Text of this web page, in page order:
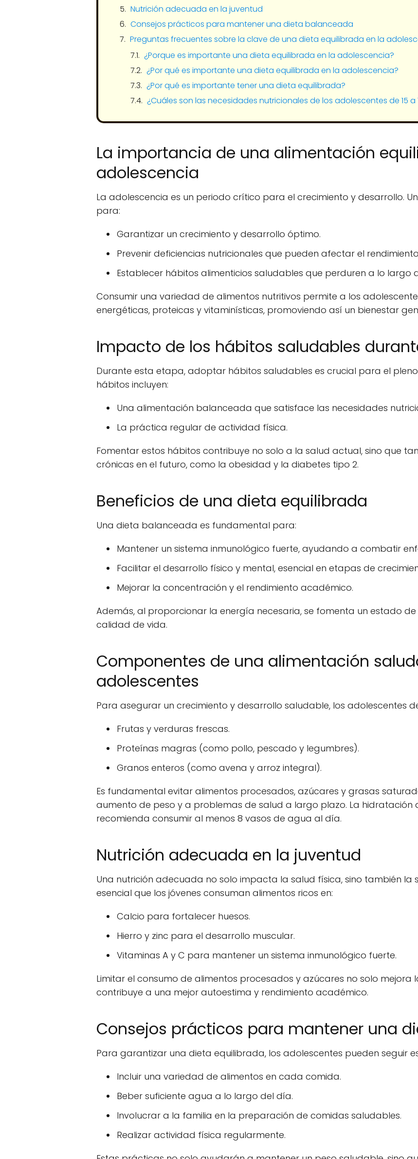
Nutrición adecuada en la juventud
Consejos prácticos para mantener una dieta balanceada
Preguntas frecuentes sobre la clave de una dieta equilibrada en la
¿Porque es importante una dieta equilibrada en la adolescencia?
¿Por qué es importante una dieta equilibrada en la adolescencia?
¿Por qué es importante tener una dieta equilibrada?
¿Cuáles son las necesidades nutricionales de los adolescentes de 15 a
La importancia de una alimentación
adolescencia
La adolescencia es un periodo crítico para el crecimiento y desarrollo.
para:
Garantizar un crecimiento y desarrollo óptimo.
Prevenir deficiencias nutricionales que pueden afectar el
Establecer hábitos alimenticios saludables que perduren a lo largo
Consumir una variedad de alimentos nutritivos permite a los
energéticas, proteicas y vitaminísticas, promoviendo así un bienestar
Impacto de los hábitos saludables
Durante esta etapa, adoptar hábitos saludables es crucial para el
hábitos incluyen:
Una alimentación balanceada que satisface las necesidades
La práctica regular de actividad física.
Fomentar estos hábitos contribuye no solo a la salud actual, sino que
crónicas en el futuro, como la obesidad y la diabetes tipo 2.
Beneficios de una dieta equilibrada
Una dieta balanceada es fundamental para:
Mantener un sistema inmunológico fuerte, ayudando a combatir
Facilitar el desarrollo físico y mental, esencial en etapas de
Mejorar la concentración y el rendimiento académico.
Además, al proporcionar la energía necesaria, se fomenta un estado
calidad de vida.
Componentes de una alimentación
adolescentes
Para asegurar un crecimiento y desarrollo saludable, los adolescentes
Frutas y verduras frescas.
Proteínas magras (como pollo, pescado y legumbres).
Granos enteros (como avena y arroz integral).
Es fundamental evitar alimentos procesados, azúcares y grasas
aumento de peso y a problemas de salud a largo plazo. La hidratación
recomienda consumir al menos 8 vasos de agua al día.
Nutrición adecuada en la juventud
Una nutrición adecuada no solo impacta la salud física, sino también la
esencial que los jóvenes consuman alimentos ricos en:
Calcio para fortalecer huesos.
Hierro y zinc para el desarrollo muscular.
Vitaminas A y C para mantener un sistema inmunológico fuerte.
Limitar el consumo de alimentos procesados y azúcares no solo mejora
contribuye a una mejor autoestima y rendimiento académico.
Consejos prácticos para mantener una
Para garantizar una dieta equilibrada, los adolescentes pueden seguir
Incluir una variedad de alimentos en cada comida.
Beber suficiente agua a lo largo del día.
Involucrar a la familia en la preparación de comidas saludables.
Realizar actividad física regularmente.